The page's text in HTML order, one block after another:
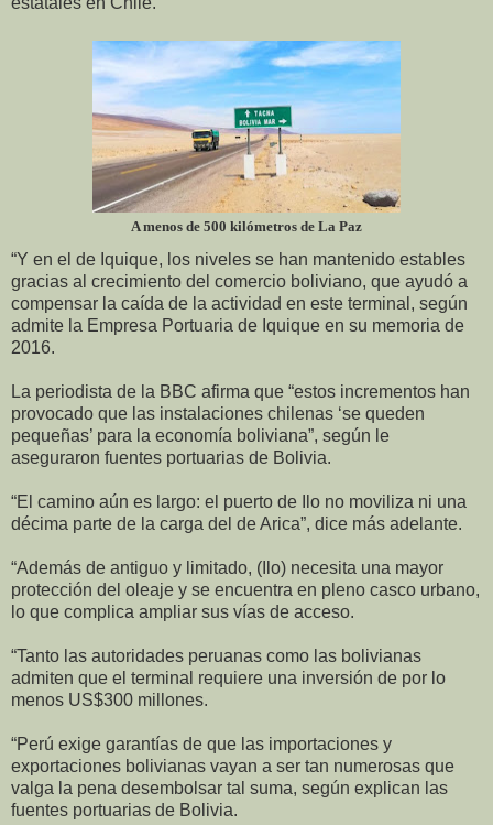
A menos de 500 kilómetros de La Paz
“Y en el de Iquique, los niveles se han mantenido estables
gracias al crecimiento del comercio boliviano, que ayudó a
compensar la caída de la actividad en este terminal, según
admite la Empresa Portuaria de Iquique en su memoria de
2016.
La periodista de la BBC afirma que “estos incrementos han
provocado que las instalaciones chilenas ‘se queden
pequeñas’ para la economía boliviana”, según le
aseguraron fuentes portuarias de Bolivia.
“El camino aún es largo: el puerto de Ilo no moviliza ni una
décima parte de la carga del de Arica”, dice más adelante.
“Además de antiguo y limitado, (Ilo) necesita una mayor
protección del oleaje y se encuentra en pleno casco urbano,
lo que complica ampliar sus vías de acceso.
“Tanto las autoridades peruanas como las bolivianas
admiten que el terminal requiere una inversión de por lo
menos US$300 millones.
“Perú exige garantías de que las importaciones y
exportaciones bolivianas vayan a ser tan numerosas que
valga la pena desembolsar tal suma, según explican las
fuentes portuarias de Bolivia.